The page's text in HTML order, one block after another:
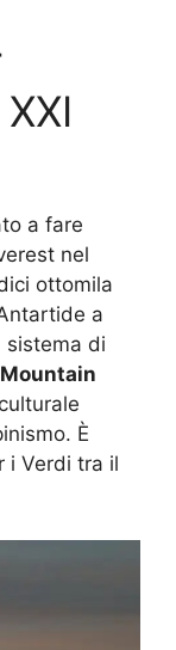
a fare
nel
ottomila
a
sistema di
È
i Verdi tra il